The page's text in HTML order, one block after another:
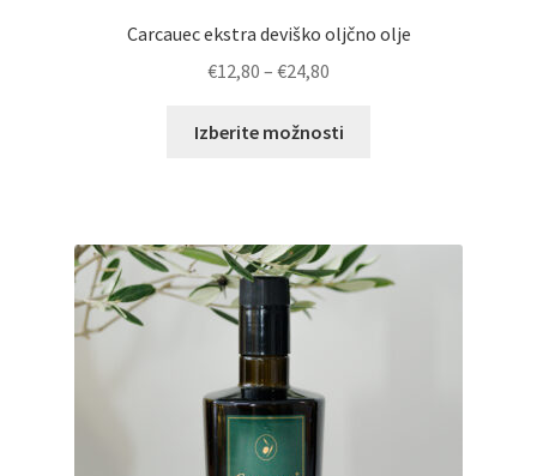
Carcauec ekstra deviško oljčno olje
€12,80 – €24,80
Izberite možnosti